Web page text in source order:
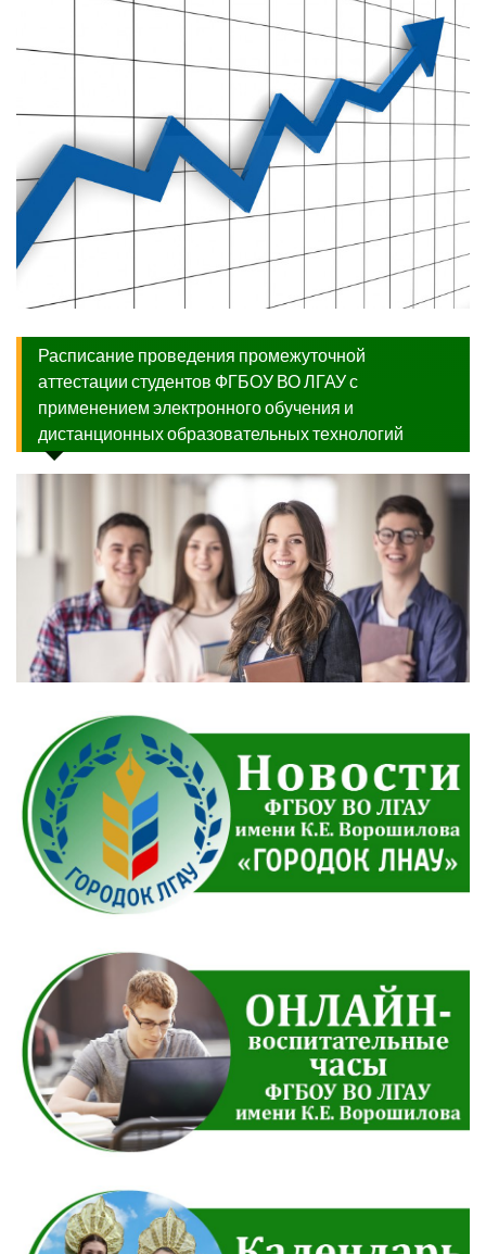
Расписание проведения промежуточной
аттестации студентов ФГБОУ ВО ЛГАУ с
применением электронного обучения и
дистанционных образовательных технологий